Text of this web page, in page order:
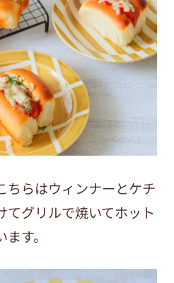
ちらはウィンナーとケチ
てグリルで焼いてホット
す。